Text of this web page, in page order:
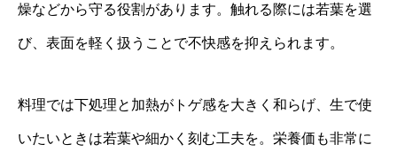
燥などから守る役割があります。触れる際には若葉を選
び、表面を軽く扱うことで不快感を抑えられます。
料理では下処理と加熱がトゲ感を大きく和らげ、生で使
いたいときは若葉や細かく刻む工夫を。栄養価も非常に